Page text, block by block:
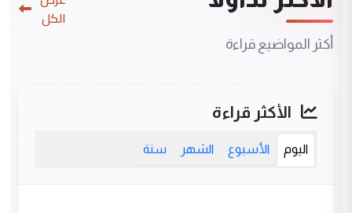
أكثر المواضيع قراءة
الكل
الأكثر قراءة
اليوم الأسبوع الشهر سنة